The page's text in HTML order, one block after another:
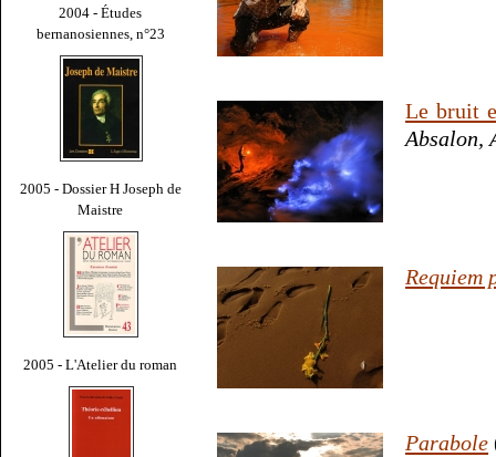
2004 - Études
bernanosiennes, n°23
2005 - Dossier H Joseph de
Maistre
2005 - L'Atelier du roman
Le bruit
Absalon,
Requiem
Parabole